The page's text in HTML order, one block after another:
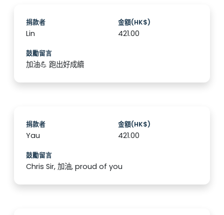
捐款者
Lin
金額(HK$)
421.00
鼓勵留言
加油💪 跑出好成續
捐款者
Yau
金額(HK$)
421.00
鼓勵留言
Chris Sir, 加油, proud of you